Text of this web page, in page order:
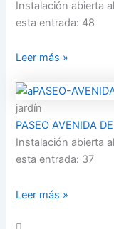
Instalación abierta
esta entrada: 48
Leer más »
jardín
PASEO AVENIDA
Instalación abierta
esta entrada: 37
Leer más »